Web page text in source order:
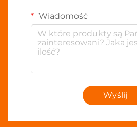
Wiadomość
Wyślij